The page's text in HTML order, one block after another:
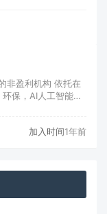
非盈利机构 依托在
保，AI人工智能，
加入时间1年前